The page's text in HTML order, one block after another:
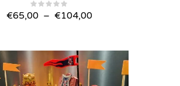
€65,00 – €104,00Plage de prix : €65,00 à €104,00